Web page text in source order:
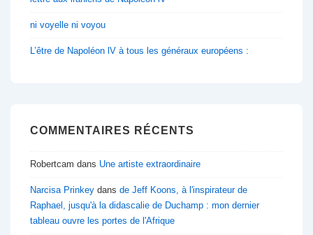
ni voyelle ni voyou
L’être de Napoléon lV à tous les généraux européens :
COMMENTAIRES RÉCENTS
Robertcam dans Une artiste extraordinaire
Narcisa Prinkey dans de Jeff Koons, à l'inspirateur de
Raphael, jusqu'à la didascalie de Duchamp : mon dernier
tableau ouvre les portes de l'Afrique